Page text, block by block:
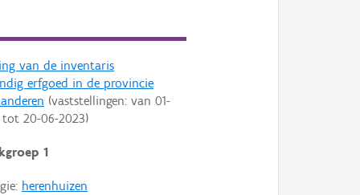
van de inventaris
erfgoed in de provincie
(vaststellingen: van 01-
20-06-2023)
1
herenhuizen